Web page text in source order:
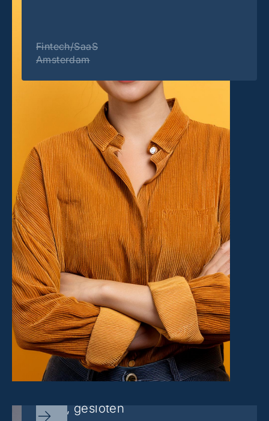
Fintech/SaaS
Amsterdam
Sorry, gesloten